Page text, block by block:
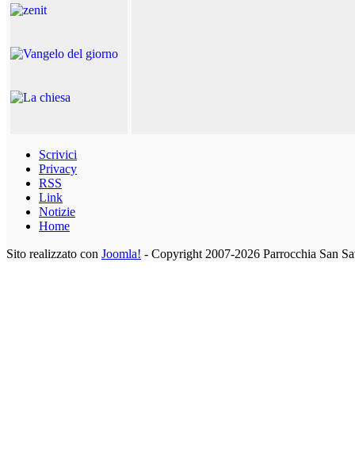
Scrivici
Privacy
RSS
Link
Notizie
Home
Sito realizzato con Joomla! - Copyright 2007-2026 Parrocchia San